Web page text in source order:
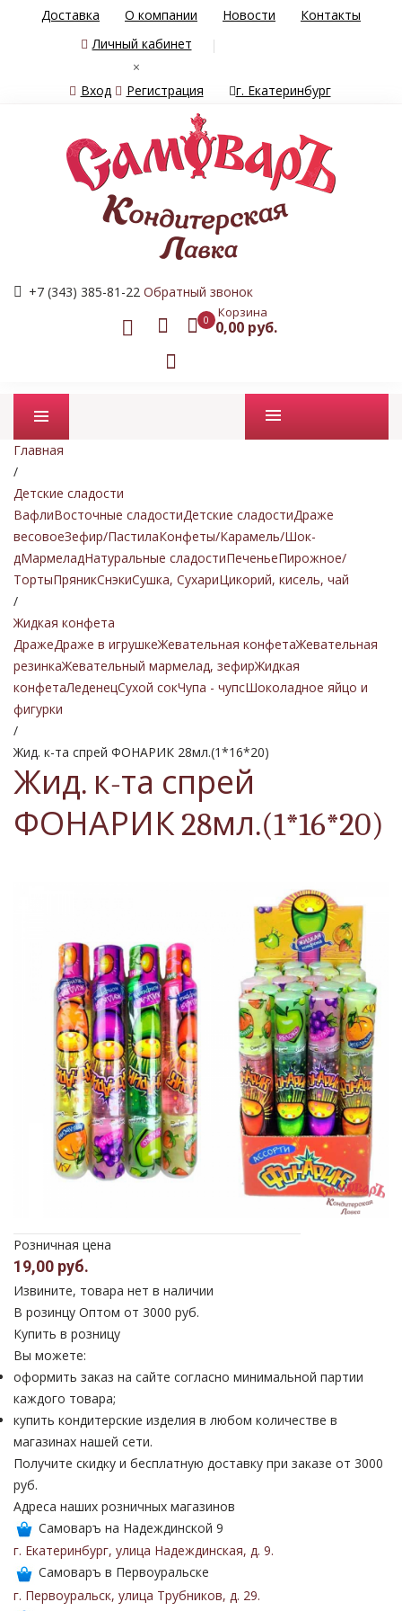
Доставка О компании Новости
Контакты
Личный кабинет
×
Вход
Регистрация г. Екатеринбург
+7 (343) 385-81-22 Обратный звонок
0 Корзина
0,00 руб.
Промо товары
Главная
/
Детские сладости
ВафлиВосточные сладостиДетские сладостиДраже
весовоеЗефир/ПастилаКонфеты/Карамель/Шок-
дМармеладНатуральные сладостиПеченьеПирожное/
ТортыПряникСнэкиСушка, СухариЦикорий, кисель, чай
/
Жидкая конфета
ДражеДраже в игрушкеЖевательная конфетаЖевательная
резинкаЖевательный мармелад, зефирЖидкая
конфетаЛеденецСухой сокЧупа - чупсШоколадное яйцо и
фигурки
/
Жид. к-та спрей ФОНАРИК 28мл.(1*16*20)
Жид. к-та спрей
ФОНАРИК 28мл.(1*16*20)
Розничная цена
19,00 руб.
Извините, товара нет в наличии
В розинцу Оптом от 3000 руб.
Купить в розницу
Вы можете:
оформить заказ на сайте согласно минимальной партии
каждого товара;
купить кондитерские изделия в любом количестве в
магазинах нашей сети.
Получите скидку и бесплатную доставку при заказе от 3000
руб.
Адреса наших розничных магазинов
Самоваръ на Надеждинской 9
г. Екатеринбург, улица Надеждинская, д. 9.
Самоваръ в Первоуральске
г. Первоуральск, улица Трубников, д. 29.